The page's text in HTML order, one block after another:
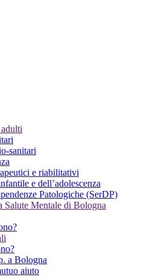
sanitari
e riabilitativi
e dell’adolescenza
Patologiche (SerDP)
Salute Mentale di Bologna
a Bologna
aiuto